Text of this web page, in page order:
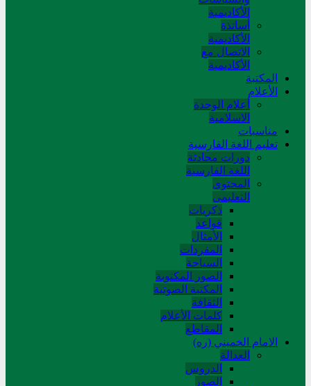
الأكاديمية
أساتذة
الأكاديمية
الاتصال مع
الأكاديمية
المکتبة
الأعلام
أعلام الوحدة
الاسلامية
مناسبات
تعلیم اللغة الفارسیة
دورات محادثة
اللغة الفارسیة
المحتوی
التعلیمی
ذکریات
قواعد
الأمثال
المفردات
السیاحة
الصور المکتوبة
المکتبة الصوتیة
الثقافة
کلمات الأعلام
المقاطع
الامام الخميني (ره)
العدالة
الدروس
الصور